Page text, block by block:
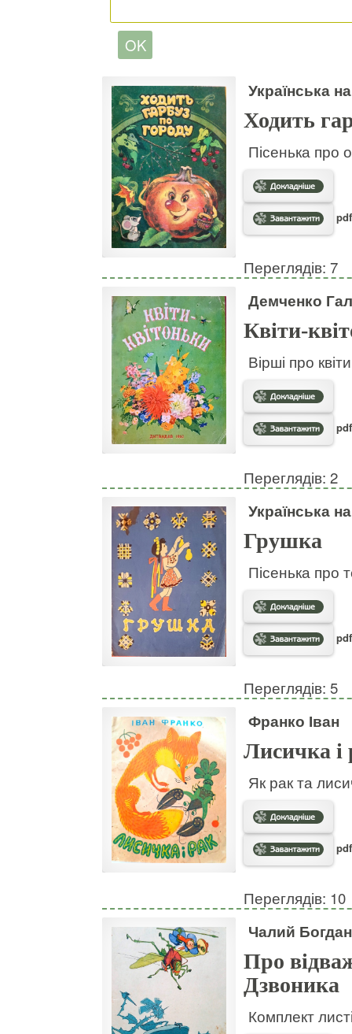
Українська
Ходить
Пісенька про
Переглядів: 7
Демченко
Квіти-
Вірші про
Переглядів: 2
Українська
Грушка
Пісенька про
Переглядів: 5
Франко Іван
Лисичка і
Як рак та
Переглядів: 10
Чалий
Про
Дзвоника
Комплект